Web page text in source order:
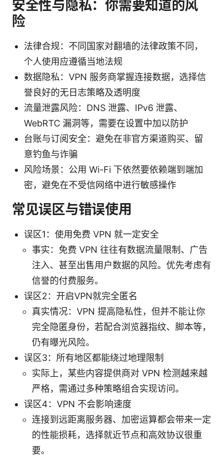
安全性与隐私：你需要知道的风
险
法律合规：不同国家对翻墙的法律政策不同，
个人使用应遵循当地法规
数据隐私：VPN 服务商掌握连接数据，选择信
誉良好的无日志策略及透明度
流量泄露风险：DNS 泄露、IPv6 泄露、
WebRTC 漏洞等，需要在设置中加以防护
台账与订阅安全：避免在非官方渠道购买、留
意钓鱼与诈骗
风险场景：公用 Wi-Fi 下依然要依赖端到端加
密，避免在不受信网络中进行敏感操作
常见误区与错误使用
误区1：使用免费 VPN 就一定安全
事实：免费 VPN 往往有数据流量限制、广告
注入、甚至出售用户数据的风险。优先考虑有
信誉的付费服务。
误区2：开启VPN就完全匿名
真实情况：VPN 提高隐私性，但并不能让你
完全隐匿身份，若配合浏览器指纹、脚本等，
仍有曝光风险。
误区3：所有地区都能绕过地理限制
实际上，某些内容提供商对 VPN 检测越来越
严格，需通过多种策略组合实现访问。
误区4：VPN 不会影响速度
连接到远距离服务器、加密运算都会带来一定
的性能损耗，选择就近节点和高效协议很重
要。